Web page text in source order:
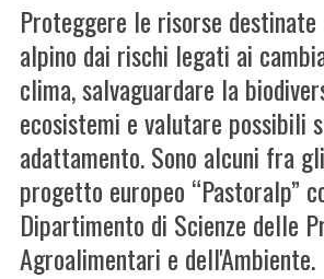
Proteggere le risorse
alpino dai rischi legati ai
clima, salvaguardare la
ecosistemi e valutare possibili
adattamento. Sono alcuni fra
progetto europeo “Pastoralp”
Dipartimento di Scienze delle
Agroalimentari e dell'Ambiente.